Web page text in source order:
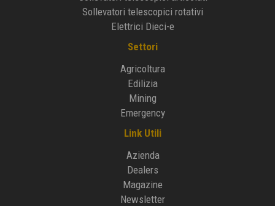
Sollevatori telescopici rotativi
Elettrici Dieci-e
Settori
Agricoltura
Edilizia
Mining
Emergency
Link Utili
Azienda
Dealers
Magazine
Newsletter